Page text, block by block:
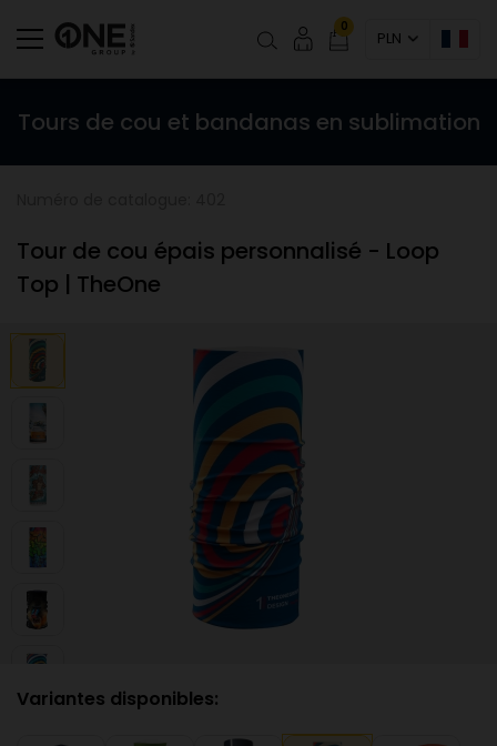
0
PLN
Tours de cou et bandanas en sublimation
Tour de cou épais personnalisé - Loop
Top | TheOne
Variantes disponibles: